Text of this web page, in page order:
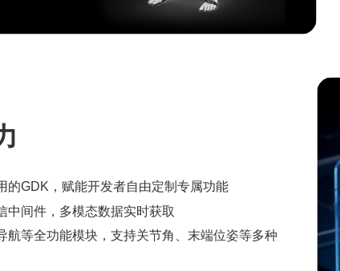
的GDK，赋能开发者自由定制专属功能
中间件，多模态数据实时获取
航等全功能模块，支持关节角、末端位姿等多种